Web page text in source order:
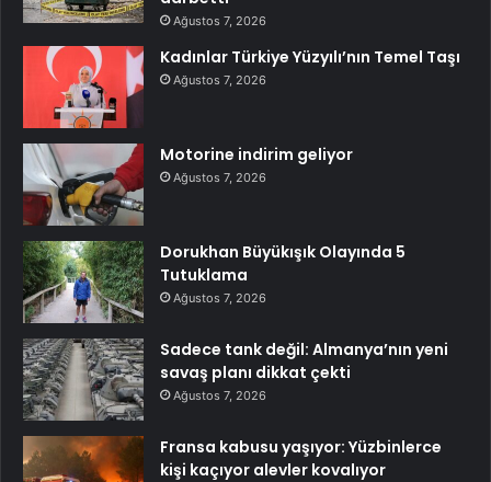
Ağustos 7, 2026
Kadınlar Türkiye Yüzyılı’nın Temel Taşı
Ağustos 7, 2026
Motorine indirim geliyor
Ağustos 7, 2026
Dorukhan Büyükışık Olayında 5
Tutuklama
Ağustos 7, 2026
Sadece tank değil: Almanya’nın yeni
savaş planı dikkat çekti
Ağustos 7, 2026
Fransa kabusu yaşıyor: Yüzbinlerce
kişi kaçıyor alevler kovalıyor